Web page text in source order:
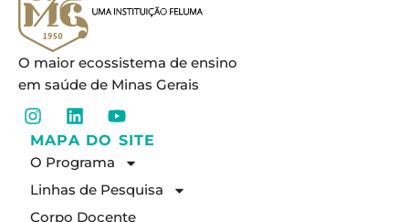
O maior ecossistema de ensino
em saúde de Minas Gerais
I
n
s
t
a
g
L
i
n
k
e
d
Y
o
u
u
b
MAPA DO SITE
O Programa
Linhas de Pesquisa
Corpo Docente